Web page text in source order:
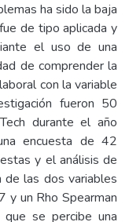
ha sido la baja
de tipo aplicada y
el uso de una
de comprender la
con la variable
fueron 50
durante el año
encuesta de 42
y el análisis de
de las dos variables
y un Rho Spearman
se percibe una